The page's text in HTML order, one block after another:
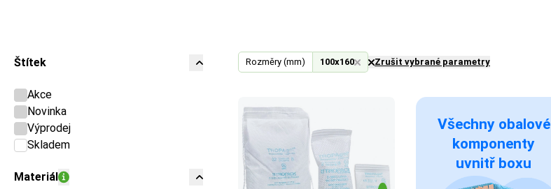
Štítek
Akce
Novinka
Výprodej
Skladem
Materiál
Rozměry (mm) 100x160 Zrušit vybrané parametry
Všechny obalové
komponenty
uvnitř boxu